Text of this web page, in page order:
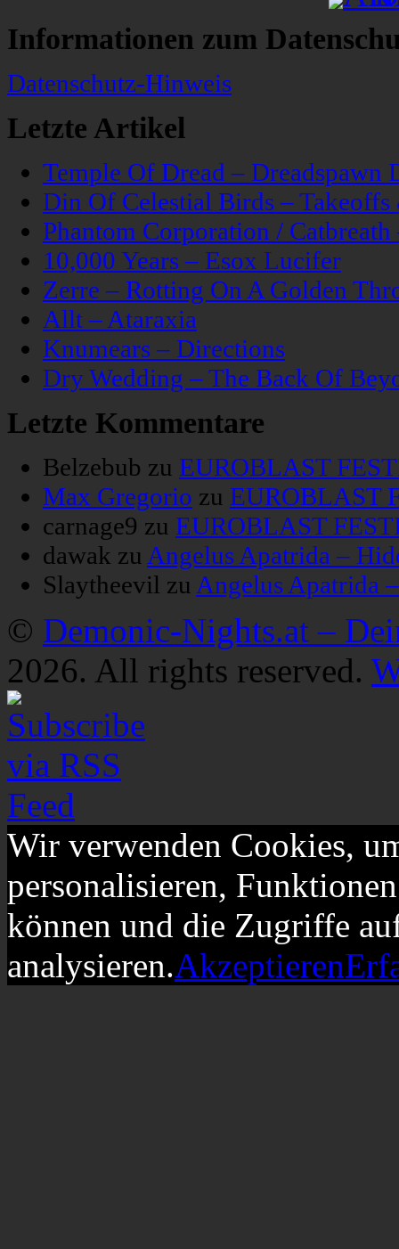
Informationen zum
Datenschutz-Hinweis
Letzte Artikel
Temple Of Dread – Dreadspawn
Din Of Celestial Birds –
Phantom Corporation /
10,000 Years – Esox Lucifer
Zerre – Rotting On A Golden
Allt – Ataraxia
Knumears – Directions
Dry Wedding – The Back Of
Letzte Kommentare
Belzebub zu EUROBLAST
Max Gregorio zu EUROBLAST
carnage9 zu EUROBLAST
dawak zu Angelus Apatrida –
Slaytheevil zu Angelus Apatrida
© Demonic-Nights.at –
2026. All rights reserved.
Wir verwenden Cookies,
personalisieren,
können und die Zugriffe
analysieren.Akzeptieren